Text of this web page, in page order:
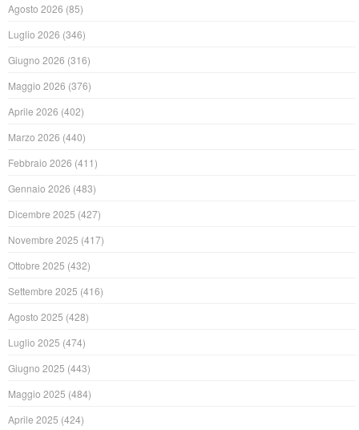
Agosto 2026 (85)
Luglio 2026 (346)
Giugno 2026 (316)
Maggio 2026 (376)
Aprile 2026 (402)
Marzo 2026 (440)
Febbraio 2026 (411)
Gennaio 2026 (483)
Dicembre 2025 (427)
Novembre 2025 (417)
Ottobre 2025 (432)
Settembre 2025 (416)
Agosto 2025 (428)
Luglio 2025 (474)
Giugno 2025 (443)
Maggio 2025 (484)
Aprile 2025 (424)